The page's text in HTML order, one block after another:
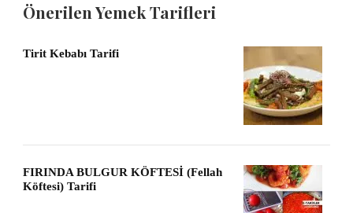
Önerilen Yemek Tarifleri
Tirit Kebabı Tarifi
FIRINDA BULGUR KÖFTESİ (Fellah
Köftesi) Tarifi